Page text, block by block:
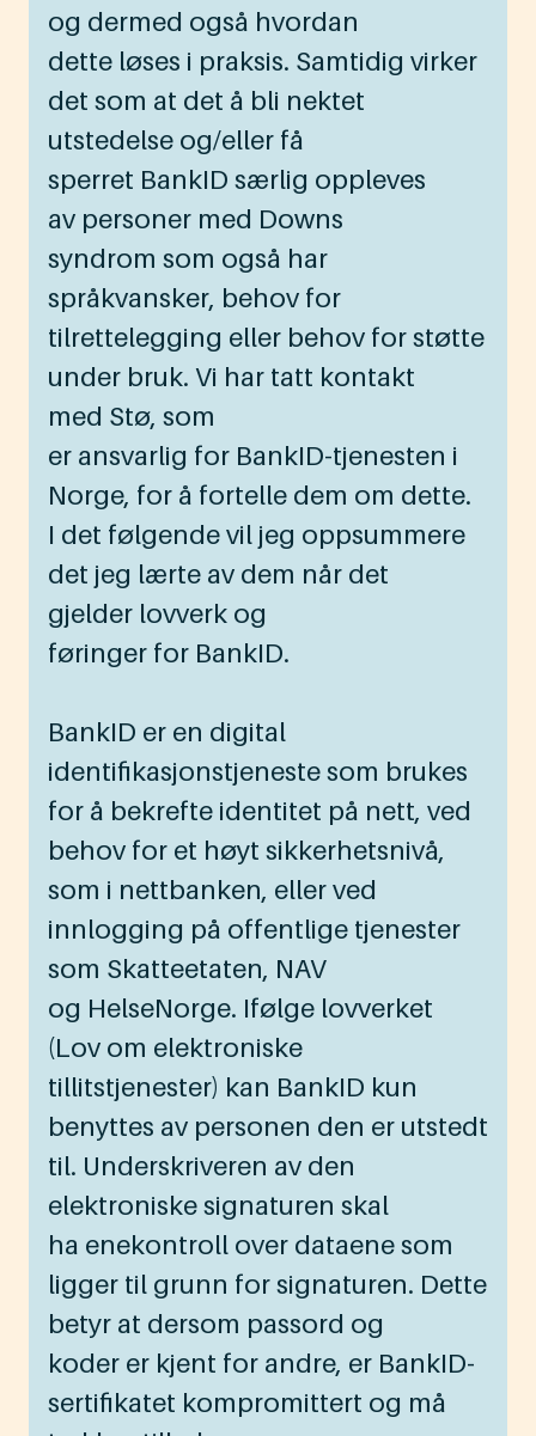
og dermed også hvordan
dette løses i praksis. Samtidig virker
det som at det å bli nektet
utstedelse og/eller få
sperret BankID særlig oppleves
av personer med Downs
syndrom som også har
språkvansker, behov for
tilrettelegging eller behov for støtte
under bruk. Vi har tatt kontakt
med Stø, som
er ansvarlig for BankID-tjenesten i
Norge, for å fortelle dem om dette.
I det følgende vil jeg oppsummere
det jeg lærte av dem når det
gjelder lovverk og
føringer for BankID.
BankID er en digital
identifikasjonstjeneste som brukes
for å bekrefte identitet på nett, ved
behov for et høyt sikkerhetsnivå,
som i nettbanken, eller ved
innlogging på offentlige tjenester
som Skatteetaten, NAV
og HelseNorge. Ifølge lovverket
(Lov om elektroniske
tillitstjenester) kan BankID kun
benyttes av personen den er utstedt
til. Underskriveren av den
elektroniske signaturen skal
ha enekontroll over dataene som
ligger til grunn for signaturen. Dette
betyr at dersom passord og
koder er kjent for andre, er BankID-
sertifikatet kompromittert og må